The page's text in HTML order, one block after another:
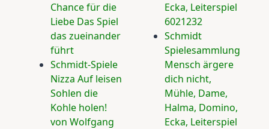
Chance für die
Liebe Das Spiel
das zueinander
führt
Schmidt-Spiele
Nizza Auf leisen
Sohlen die
Kohle holen!
von Wolfgang
Ecka, Leiterspiel
6021232
Schmidt
Spielesammlung
Mensch ärgere
dich nicht,
Mühle, Dame,
Halma, Domino,
Ecka, Leiterspiel